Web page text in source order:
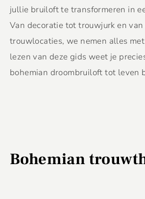
jullie bruiloft te transformeren in
Van decoratie tot trouwjurk en
trouwlocaties, we nemen alles
lezen van deze gids weet je
bohemian droombruiloft tot leven
Bohemian